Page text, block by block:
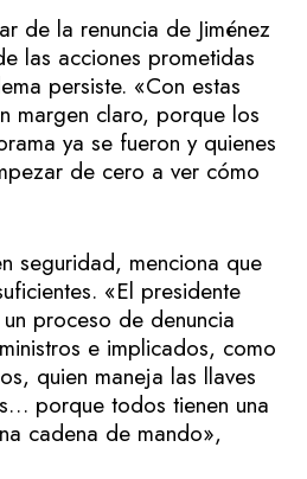
de la renuncia de Jiménez
las acciones prometidas
persiste. «Con estas
margen claro, porque los
ya se fueron y quienes
de cero a ver cómo
seguridad, menciona que
«El presidente
proceso de denuncia
e implicados, como
quien maneja las llaves
porque todos tienen una
cadena de mando»,